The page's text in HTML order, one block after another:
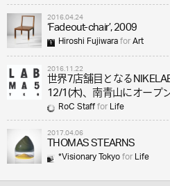
2016.04.24
‘Fadeout-chair’, 2009
Hiroshi FujiwaraforArt
2016.11.22
世界7店舗目となる
12/1(木)、南青山にオープ
RoC StaffforLife
2017.04.06
THOMAS STEARNS
*Visionary TokyoforLife